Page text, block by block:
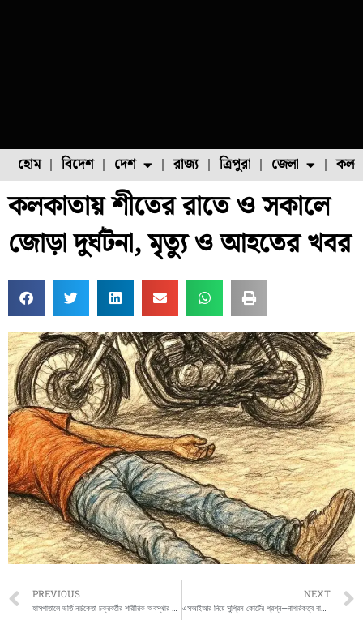
হোম বিদেশ দেশ
ফুল চাষ ফল চাষ মাছ চাষ পোল্ট্রি চাষ
রাজ্য ত্রিপুরা জেলা
উত্তর ২৪ পরগনা
কলকাতায় শীতের রাতে ও সকালে
জোড়া দুর্ঘটনা, মৃত্যু ও আহতের খবর
Prev
PREVIOUS NEXT
এসআইআর নিয়ে সুপ্রিম কোর্টের প্রশ্ন—নাগরিকত্ব বাতিলের ক্ষমতা কি নির্বাচন কমিশনের আছে?